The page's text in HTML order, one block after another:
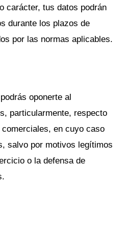
carácter, tus datos podrán
durante los plazos de
por las normas aplicables.
oponerte al
particularmente, respecto
en cuyo caso
salvo por motivos legítimos
o la defensa de